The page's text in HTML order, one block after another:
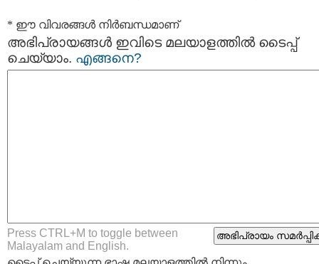
* ഈ വിവരങ്ങള്‍ നിര്‍ബന്ധമാണ്
അഭിപ്രായങ്ങള്‍ ഇവിടെ മലയാളത്തില്‍ ടൈപ്പ്
ചെയ്യാം. എങ്ങനെ?
Press CTRL+M to toggle between
Malayalam and English.